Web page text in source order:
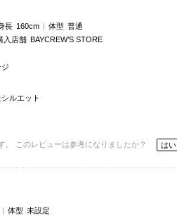
長 160cm 体型 普通
入店舗 BAYCREW’S STORE
ルエット
。 このレビューは参考になりましたか？ はい
体型 未設定